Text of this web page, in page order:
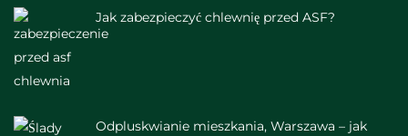
Jak zabezpieczyć chlewnię przed ASF?
Odpluskwianie mieszkania, Warszawa – jak